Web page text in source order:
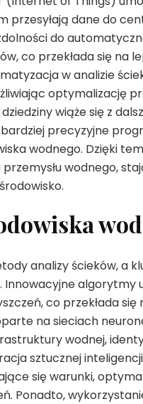
przesyłają dane do
do
co przekłada się na
w analizie
optymalizację
wiąże się z
precyzyjne
wodnego. Dzięki
wodnego,
analizy ścieków, a
Innowacyjne algorytmy
co przekłada się
na sieciach
wodnej,
sztucznej
się warunki,
Ponadto,